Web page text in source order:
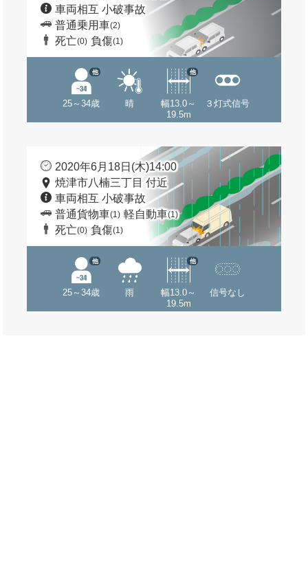
車両相互 小破事故
普通乗用車(2)
死亡(0) 負傷(1)
25～34歳
他
晴
幅13.0～
19.5m
他
３灯式信号
2020年6月18日(木)14:00
焼津市八楠三丁目 付近
車両相互 小破事故
普通貨物車(1) 軽自動車(1)
死亡(0) 負傷(1)
25～34歳
他
雨
幅13.0～
19.5m
他
信号なし